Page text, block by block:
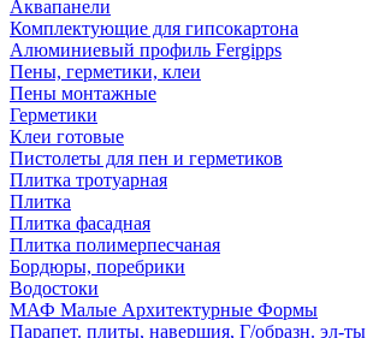
Аквапанели
Комплектующие для гипсокартона
Алюминиевый профиль Fergipps
Пены, герметики, клеи
Пены монтажные
Герметики
Клеи готовые
Пистолеты для пен и герметиков
Плитка тротуарная
Плитка
Плитка фасадная
Плитка полимерпесчаная
Бордюры, поребрики
Водостоки
МАФ Малые Архитектурные Формы
Парапет. плиты, навершия, Г/образн. эл-ты